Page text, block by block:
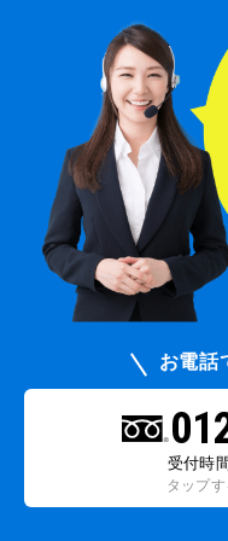
お電話
受付時
タップ